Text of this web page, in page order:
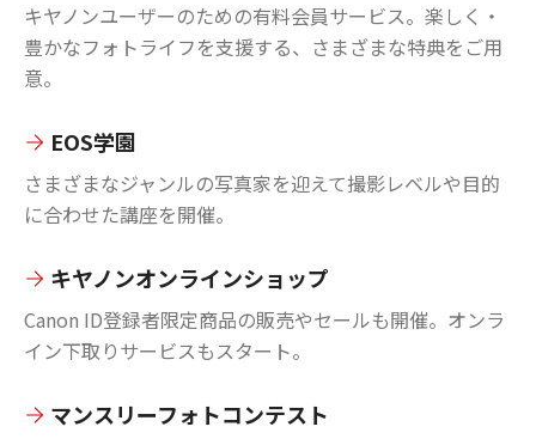
キヤノンユーザーのための有料会員サービス。楽しく・
豊かなフォトライフを支援する、さまざまな特典をご用
意。
EOS学園
さまざまなジャンルの写真家を迎えて撮影レベルや目的
に合わせた講座を開催。
キヤノンオンラインショップ
Canon ID登録者限定商品の販売やセールも開催。オンラ
イン下取りサービスもスタート。
マンスリーフォトコンテスト